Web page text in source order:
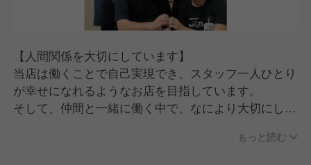
【人間関係を大切にしています】
当店は働くことで自己実現でき、スタッフ一人ひとり
が幸せになれるようなお店を目指しています。
そして、仲間と一緒に働く中で、なにより大切にして
もっと読む